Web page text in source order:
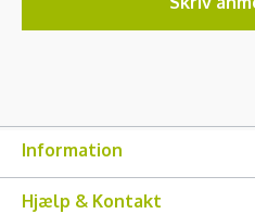
Information
Hjælp & Kontakt